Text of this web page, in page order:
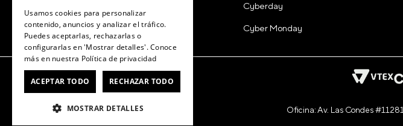
Cyberday
Cyber Monday
Oficina: Av. Las Condes
Usamos cookies para personalizar
contenido, anuncios y analizar el tráfico.
Puedes aceptarlas, rechazarlas o
configurarlas en 'Mostrar detalles'. Conoce
más en nuestra Política de privacidad
ACEPTAR TODO RECHAZAR TODO
MOSTRAR DETALLES